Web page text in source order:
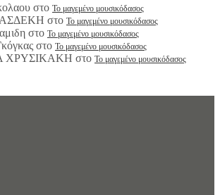
στο Το μαγεμένο μουσικόδασος
στο Το μαγεμένο μουσικόδασος
στο Το μαγεμένο μουσικόδασος
στο Το μαγεμένο μουσικόδασος
ΧΡΥΣΙΚΑΚΗ στο Το μαγεμένο μουσικόδασος